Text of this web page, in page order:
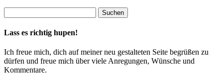
Lass es richtig hupen!
Ich freue mich, dich auf meiner neu gestalteten Seite begrüßen zu
dürfen und freue mich über viele Anregungen, Wünsche und
Kommentare.